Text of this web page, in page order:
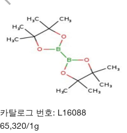
카탈로그 번호: L16088
65,320/1g